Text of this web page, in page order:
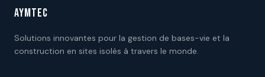
AYMTEC
Solutions innovantes pour la gestion de bases-vie et la
construction en sites isolés à travers le monde.